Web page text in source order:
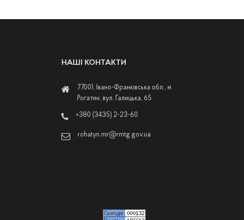
НАШІ КОНТАКТИ
77001, Івано-Франківська обл., м.
Рогатин, вул. Галицька, 65
+380 (3435) 2-23-60
rohatyn.mr@rmtg.gov.ua